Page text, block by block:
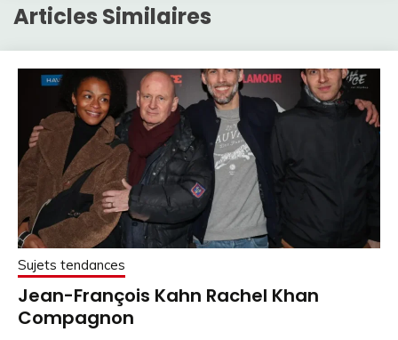
Articles Similaires
Sujets tendances
Jean-François Kahn Rachel Khan
Compagnon